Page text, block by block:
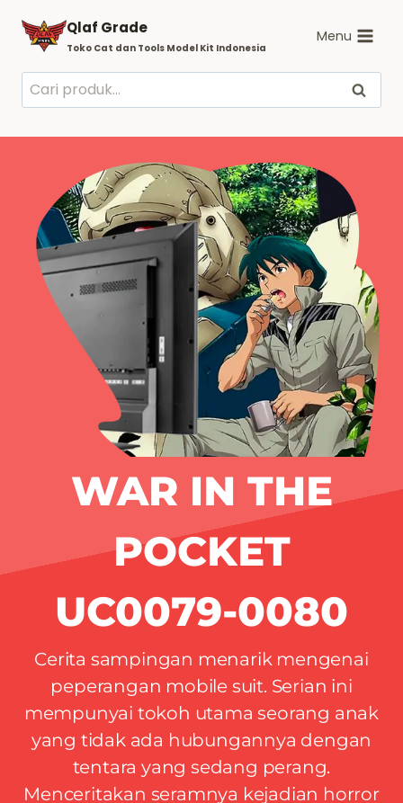
content
Qlaf Grade
Toko Cat dan Tools Model Kit Indonesia
Menu
Pencarian
untuk:
Cari
WAR IN THE
POCKET
UC0079-0080
Cerita sampingan menarik mengenai
peperangan mobile suit. Serian ini
mempunyai tokoh utama seorang anak
yang tidak ada hubungannya dengan
tentara yang sedang perang.
Menceritakan seramnya kejadian horror